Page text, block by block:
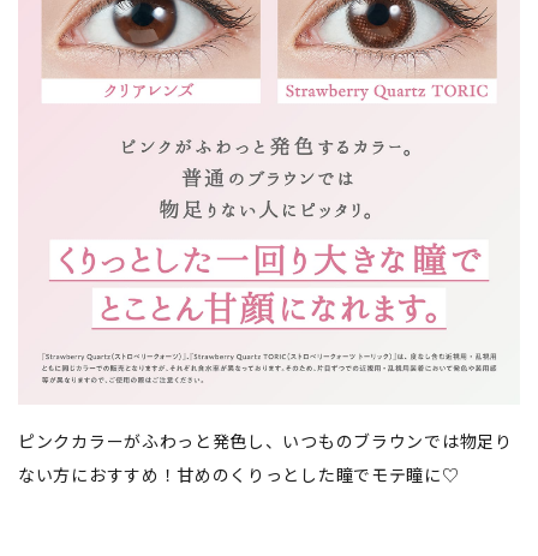
ピンクカラーがふわっと発色し、いつものブラウンでは物足り
ない方におすすめ！甘めのくりっとした瞳でモテ瞳に♡